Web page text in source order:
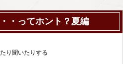
・ってホント？夏編
り聞いたりする